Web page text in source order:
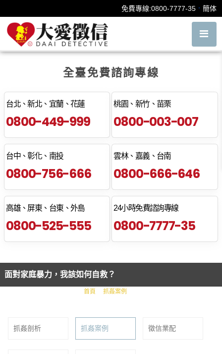
免費專線:0800-7777-35． 簡体
全臺免費諮詢專線
台北、新北、宜蘭、花蓮
0800-449-999
桃園、新竹、苗栗
0800-003-007
台中、彰化、南投
0800-756-666
雲林、嘉義、台南
0800-666-646
高雄、屏東、台東、外島
0800-525-555
24小時免費諮詢專線
0800-7777-35
面對家庭暴力，我該如何自救？
首頁 抓姦案例
抓姦剖析 抓姦案例 徵信業配